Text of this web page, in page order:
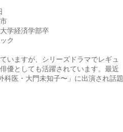
学経済学部卒
ク
いますが、シリーズドラマでレギュ
優としても活躍されています。最近
科医・大門未知子〜」に出演され話題